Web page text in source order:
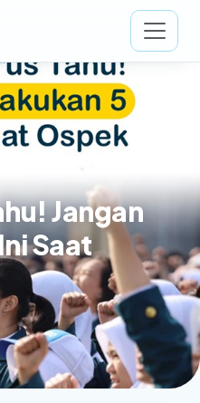
Jangan
Saat